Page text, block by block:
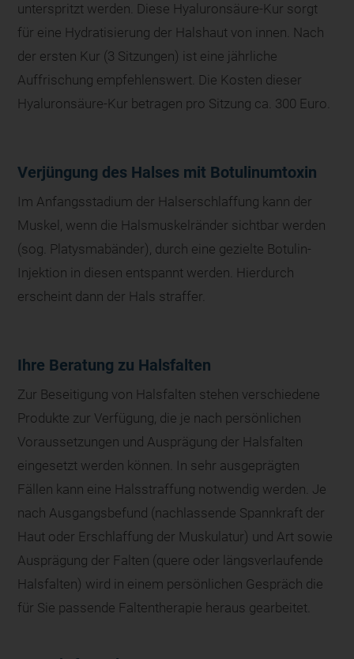
unterspritzt werden. Diese Hyaluronsäure-Kur sorgt
für eine Hydratisierung der Halshaut von innen. Nach
der ersten Kur (3 Sitzungen) ist eine jährliche
Auffrischung empfehlenswert. Die Kosten dieser
Hyaluronsäure-Kur betragen pro Sitzung ca. 300 Euro.
Verjüngung des Halses mit Botulinumtoxin
Im Anfangsstadium der Halserschlaffung kann der
Muskel, wenn die Halsmuskelränder sichtbar werden
(sog. Platysmabänder), durch eine gezielte Botulin-
Injektion in diesen entspannt werden. Hierdurch
erscheint dann der Hals straffer.
Ihre Beratung zu Halsfalten
Zur Beseitigung von Halsfalten stehen verschiedene
Produkte zur Verfügung, die je nach persönlichen
Voraussetzungen und Ausprägung der Halsfalten
eingesetzt werden können. In sehr ausgeprägten
Fällen kann eine Halsstraffung notwendig werden. Je
nach Ausgangsbefund (nachlassende Spannkraft der
Haut oder Erschlaffung der Muskulatur) und Art sowie
Ausprägung der Falten (quere oder längsverlaufende
Halsfalten) wird in einem persönlichen Gespräch die
für Sie passende Faltentherapie heraus gearbeitet.